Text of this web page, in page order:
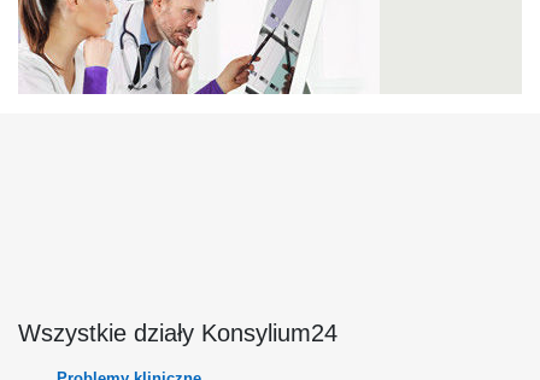
Wszystkie działy Konsylium24